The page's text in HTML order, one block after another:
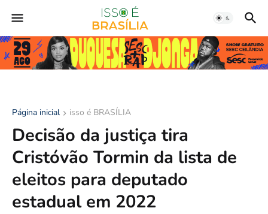
Página inicial isso é BRASÍLIA
Decisão da justiça tira
Cristóvão Tormin da lista de
eleitos para deputado
estadual em 2022